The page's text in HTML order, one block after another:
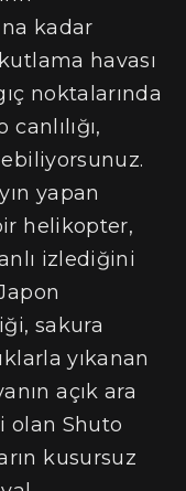
kadar
havası
noktalarında
yapan
helikopter,
izlediğini
sakura
yıkanan
açık ara
olan Shuto
kusursuz